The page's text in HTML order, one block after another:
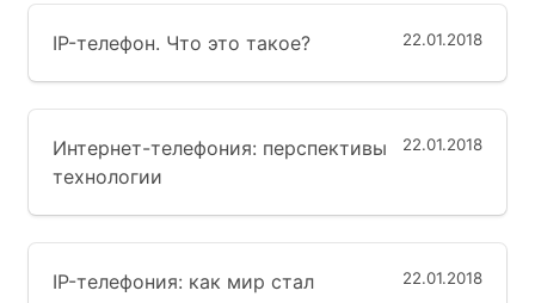
22.01.2018
IP-телефон. Что это такое?
22.01.2018
Интернет-телефония: перспективы
технологии
22.01.2018
IP-телефония: как мир стал